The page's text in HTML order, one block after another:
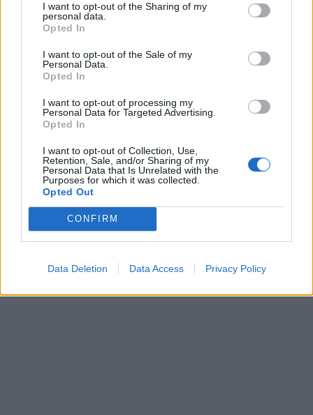
I want to opt-out of the Sharing of my
personal data.
Opted In
I want to opt-out of the Sale of my
Personal Data.
Opted In
I want to opt-out of processing my
Personal Data for Targeted Advertising.
Opted In
I want to opt-out of Collection, Use,
Retention, Sale, and/or Sharing of my
Personal Data that Is Unrelated with the
Purposes for which it was collected.
Opted Out
CONFIRM
Data Deletion Data Access Privacy Policy
KOMMENTARER